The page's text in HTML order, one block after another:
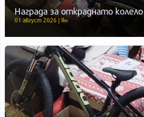
Награда за откраднато колело
01 август 2026 | Ян